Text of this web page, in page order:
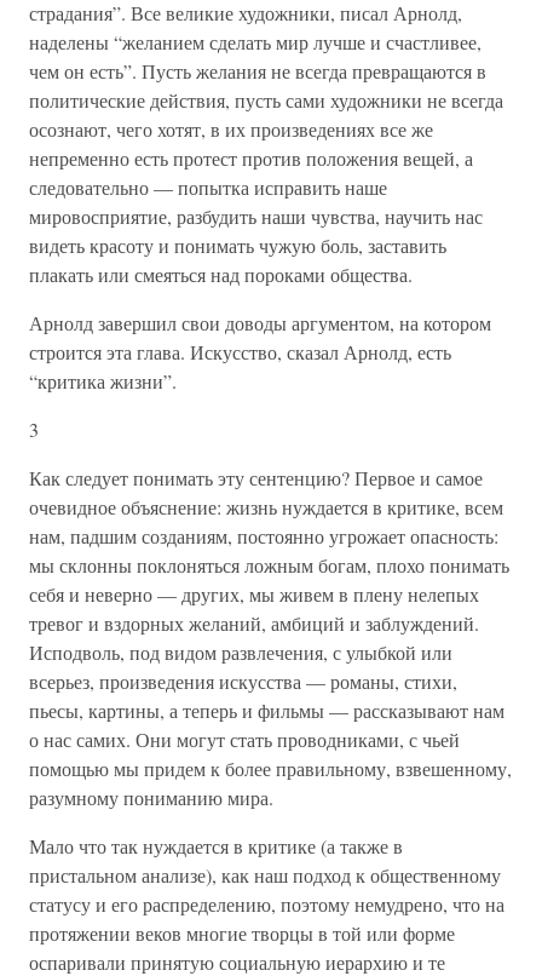
страдания”. Все великие художники, писал Арнолд,
наделены “желанием сделать мир лучше и счастливее,
чем он есть”. Пусть желания не всегда превращаются в
политические действия, пусть сами художники не всегда
осознают, чего хотят, в их произведениях все же
непременно есть протест против положения вещей, а
следовательно — попытка исправить наше
мировосприятие, разбудить наши чувства, научить нас
видеть красоту и понимать чужую боль, заставить
плакать или смеяться над пороками общества.
Арнолд завершил свои доводы аргументом, на котором
строится эта глава. Искусство, сказал Арнолд, есть
“критика жизни”.
3
Как следует понимать эту сентенцию? Первое и самое
очевидное объяснение: жизнь нуждается в критике, всем
нам, падшим созданиям, постоянно угрожает опасность:
мы склонны поклоняться ложным богам, плохо понимать
себя и неверно — других, мы живем в плену нелепых
тревог и вздорных желаний, амбиций и заблуждений.
Исподволь, под видом развлечения, с улыбкой или
всерьез, произведения искусства — романы, стихи,
пьесы, картины, а теперь и фильмы — рассказывают нам
о нас самих. Они могут стать проводниками, с чьей
помощью мы придем к более правильному, взвешенному,
разумному пониманию мира.
Мало что так нуждается в критике (а также в
пристальном анализе), как наш подход к общественному
статусу и его распределению, поэтому немудрено, что на
протяжении веков многие творцы в той или форме
оспаривали принятую социальную иерархию и те